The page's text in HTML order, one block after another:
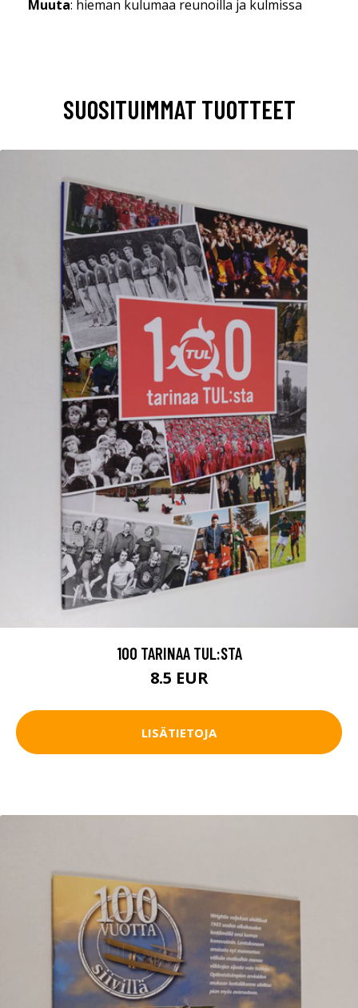
Muuta: hieman kulumaa reunoilla ja kulmissa
SUOSITUIMMAT TUOTTEET
100 TARINAA TUL:STA
8.5 EUR
LISÄTIETOJA